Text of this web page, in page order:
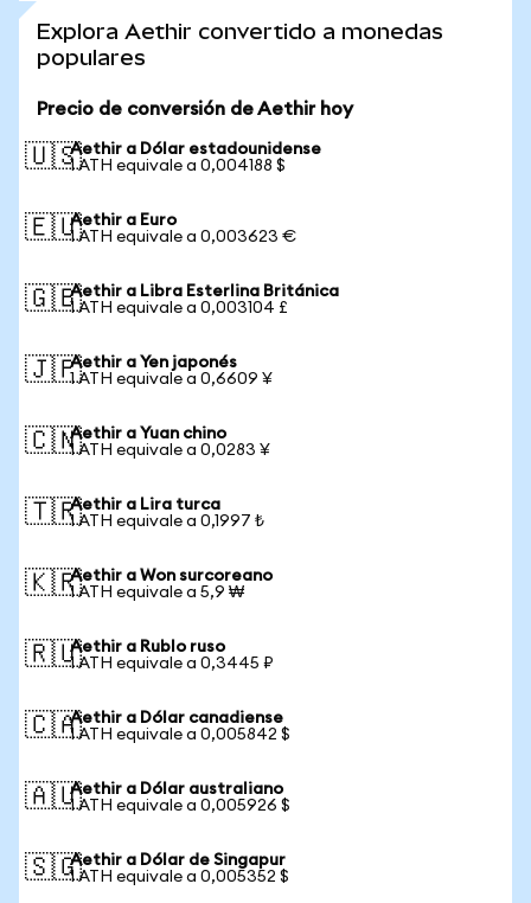
Explora Aethir convertido a monedas
populares
Precio de conversión de Aethir hoy
🇺🇸Aethir a Dólar estadounidense
1 ATH equivale a 0,004188 $
🇪🇺Aethir a Euro
1 ATH equivale a 0,003623 €
🇬🇧Aethir a Libra Esterlina Británica
1 ATH equivale a 0,003104 £
🇯🇵Aethir a Yen japonés
1 ATH equivale a 0,6609 ¥
🇨🇳Aethir a Yuan chino
1 ATH equivale a 0,0283 ¥
🇹🇷Aethir a Lira turca
1 ATH equivale a 0,1997 ₺
🇰🇷Aethir a Won surcoreano
1 ATH equivale a 5,9 ₩
🇷🇺Aethir a Rublo ruso
1 ATH equivale a 0,3445 ₽
🇨🇦Aethir a Dólar canadiense
1 ATH equivale a 0,005842 $
🇦🇺Aethir a Dólar australiano
1 ATH equivale a 0,005926 $
🇸🇬Aethir a Dólar de Singapur
1 ATH equivale a 0,005352 $